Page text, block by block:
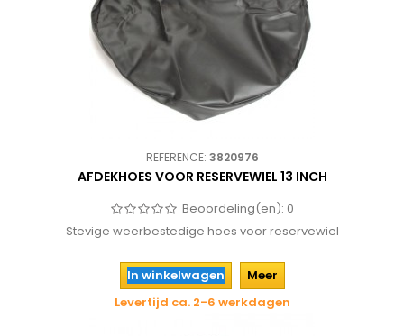
REFERENCE: 3820976
AFDEKHOES VOOR RESERVEWIEL 13 INCH
Beoordeling(en): 0
Stevige weerbestedige hoes voor reservewiel
In winkelwagen
Meer
Levertijd ca. 2-6 werkdagen